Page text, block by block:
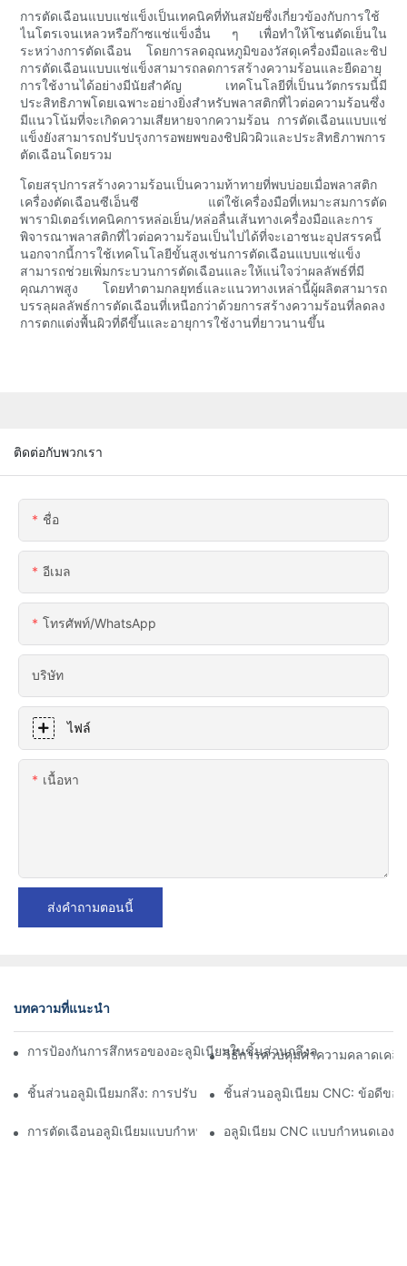
การตัดเฉือนแบบแช่แข็งเป็นเทคนิคที่ทันสมัยซึ่งเกี่ยวข้องกับการใช้
ไนโตรเจนเหลวหรือก๊าซแช่แข็งอื่น ๆ เพื่อทำให้โซนตัดเย็นใน
ระหว่างการตัดเฉือน โดยการลดอุณหภูมิของวัสดุเครื่องมือและชิป
การตัดเฉือนแบบแช่แข็งสามารถลดการสร้างความร้อนและยืดอายุ
การใช้งานได้อย่างมีนัยสำคัญ เทคโนโลยีที่เป็นนวัตกรรมนี้มี
ประสิทธิภาพโดยเฉพาะอย่างยิ่งสำหรับพลาสติกที่ไวต่อความร้อนซึ่ง
มีแนวโน้มที่จะเกิดความเสียหายจากความร้อน การตัดเฉือนแบบแช่
แข็งยังสามารถปรับปรุงการอพยพของชิปผิวผิวและประสิทธิภาพการ
ตัดเฉือนโดยรวม
โดยสรุปการสร้างความร้อนเป็นความท้าทายที่พบบ่อยเมื่อพลาสติก
เครื่องตัดเฉือนซีเอ็นซี แต่ใช้เครื่องมือที่เหมาะสมการตัด
พารามิเตอร์เทคนิคการหล่อเย็น/หล่อลื่นเส้นทางเครื่องมือและการ
พิจารณาพลาสติกที่ไวต่อความร้อนเป็นไปได้ที่จะเอาชนะอุปสรรคนี้
นอกจากนี้การใช้เทคโนโลยีขั้นสูงเช่นการตัดเฉือนแบบแช่แข็ง
สามารถช่วยเพิ่มกระบวนการตัดเฉือนและให้แน่ใจว่าผลลัพธ์ที่มี
คุณภาพสูง โดยทำตามกลยุทธ์และแนวทางเหล่านี้ผู้ผลิตสามารถ
บรรลุผลลัพธ์การตัดเฉือนที่เหนือกว่าด้วยการสร้างความร้อนที่ลดลง
การตกแต่งพื้นผิวที่ดีขึ้นและอายุการใช้งานที่ยาวนานขึ้น
ติดต่อกับพวกเรา
ชื่อ
อีเมล
โทรศัพท์/WhatsApp
บริษัท
ไฟล์
เนื้อหา
ส่งคำถามตอนนี้
บทความที่แนะนำ
การป้องกันการสึกหรอของอะลูมิเนียมในชิ้นส่วนกลึงละเอียด: การออ
วิธีการควบคุมค่าความคลาดเคลื่
ชิ้นส่วนอลูมิเนียมกลึง: การปรับแต่งสำหรับตลาดเฉพาะกลุ่ม
ชิ้นส่วนอลูมิเนียม CNC: ข้อดีขอ
การตัดเฉือนอลูมิเนียมแบบกำหนดเอง: การสำรวจนวัตกรรมอุตสาหก
อลูมิเนียม CNC แบบกำหนดเอง